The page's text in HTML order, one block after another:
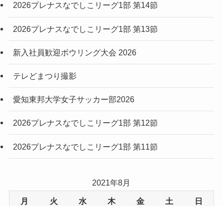
2026プレナスなでしこリーグ1部 第14節
2026プレナスなでしこリーグ1部 第13節
新入社員歓迎ボウリング大会 2026
テレどまつり撮影
愛知東邦大学女子サッカー部2026
2026プレナスなでしこリーグ1部 第12節
2026プレナスなでしこリーグ1部 第11節
2021年8月
月 火 水 木 金 土 日